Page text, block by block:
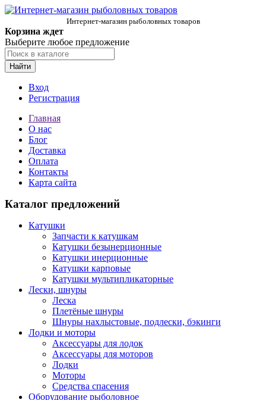
Интернет-магазин рыболовных товаров
Корзина ждет
Выберите любое предложение
Найти
Вход
Регистрация
Главная
О нас
Блог
Доставка
Оплата
Контакты
Карта сайта
Каталог предложений
Катушки
Запчасти к катушкам
Катушки безынерционные
Катушки инерционные
Катушки карповые
Катушки мультипликаторные
Лески, шнуры
Леска
Плетёные шнуры
Шнуры нахлыстовые, подлески, бэкинги
Лодки и моторы
Аксессуары для лодок
Аксессуары для моторов
Лодки
Моторы
Средства спасения
Оборудование рыболовное